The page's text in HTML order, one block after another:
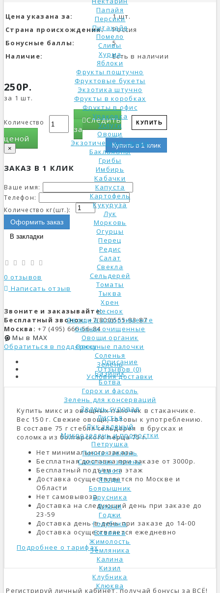
Папайя
Персики
Питахайя
Помело
Сливы
Хурма
Яблоки
Фрукты поштучно
Фруктовые букеты
Экзотика штучно
Фрукты в коробках
Фрукты в офис
Упаковка
Услуги
Овощи
Экзотические овощи
Баклажаны
Грибы
Имбирь
Кабачки
Капуста
Картофель
Кукуруза
Лук
Морковь
Огурцы
Перец
Редис
Салат
Свекла
Сельдерей
Томаты
Тыква
Хрен
Чеснок
Овощи в ассортименте
Овощи очищенные
Овощи органик
Овощные палочки
Соленья
Зелень
Базилик
Ботва
Горох и фасоль
Зелень для консерваций
Зелень суповая
Листья
Лук зеленый
Микрозелень и проростки
Петрушка
Пряная зелень
Салатная зелень
Укроп
Ягоды
Боярышник
Брусника
Вишня
Годжи
Голубика
Ежевика
Жимолость
Земляника
Калина
Кизил
Клубника
Клюква
Цена указана за:
1 шт.
Страна происхождения:
Россия
Бонусные баллы:
5
Наличие:
Есть в наличии
250Р.
за 1 шт.
Количество КУПИТЬ
Купить в 1 клик
Следить
за
ценой
×
ЗАКАЗ В 1 КЛИК
Ваше имя:
Телефон:
Количество кг(шт.):
Оформить заказ
В закладки
0 отзывов
Написать отзыв
Звоните и заказывайте:
Бесплатный звонок:+7(800)555-83-87
Москва: +7 (495) 666-56-84
Мы в MAX
Обратиться в поддержку
Описание
Отзывов (0)
Условия доставки
Купить микс из овощных палочек в стаканчике.
Вес 150 г. Свежие овощи, готовы к употреблению.
В составе 75 г стебля сельдерея в брусках и
соломка из болгарского перца 75 г.
Нет минимального заказа
Бесплатная доставка при заказе от 3000р.
Бесплатный подъем на этаж
Доставка осуществляется по Москве и
Области
Нет самовывоза
Доставка на следующий день при заказе до
23-59
Доставка день-в-день при заказе до 14-00
Доставка осуществляется ежедневно
Подробнее о тарифах
Регистрируй личный кабинет, получай бонусы за ВСЁ!